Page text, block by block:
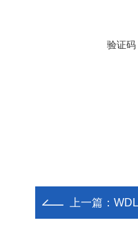
验证码
上一篇：